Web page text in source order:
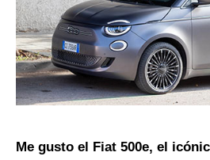
Me gusto el Fiat 500e, el